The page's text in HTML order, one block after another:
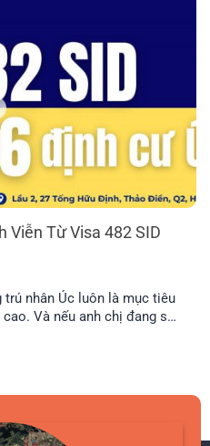
Viễn Từ Visa 482 SID
nhân Úc luôn là mục tiêu
Và nếu anh chị đang sở